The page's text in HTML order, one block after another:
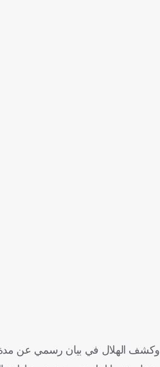
وكشف الهلال في بيان رسمي عن مدة